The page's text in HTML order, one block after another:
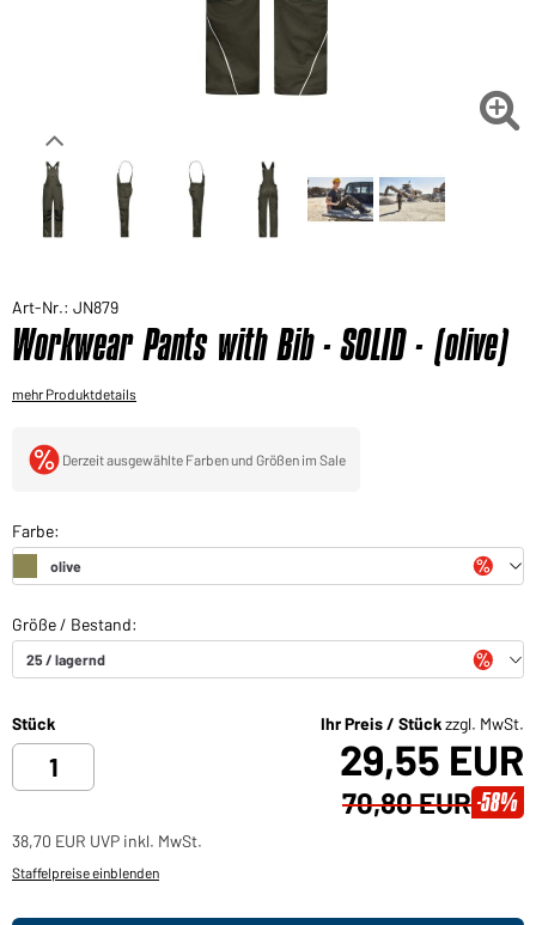
Sie möchten gerne für Ihren privaten Bedarf
Hier geht's zu unserem Endkundenshop 
Art-Nr.: JN879
Workwear Pants with Bib - SOLID - (olive)
mehr Produktdetails
Derzeit ausgewählte Farben und Größen im Sale
Stück Ihr Preis / Stückzzgl. MwSt.
29,55 EUR
70,80 EUR -58%
38,70 EUR UVP inkl. MwSt.
Staffelpreise einblenden